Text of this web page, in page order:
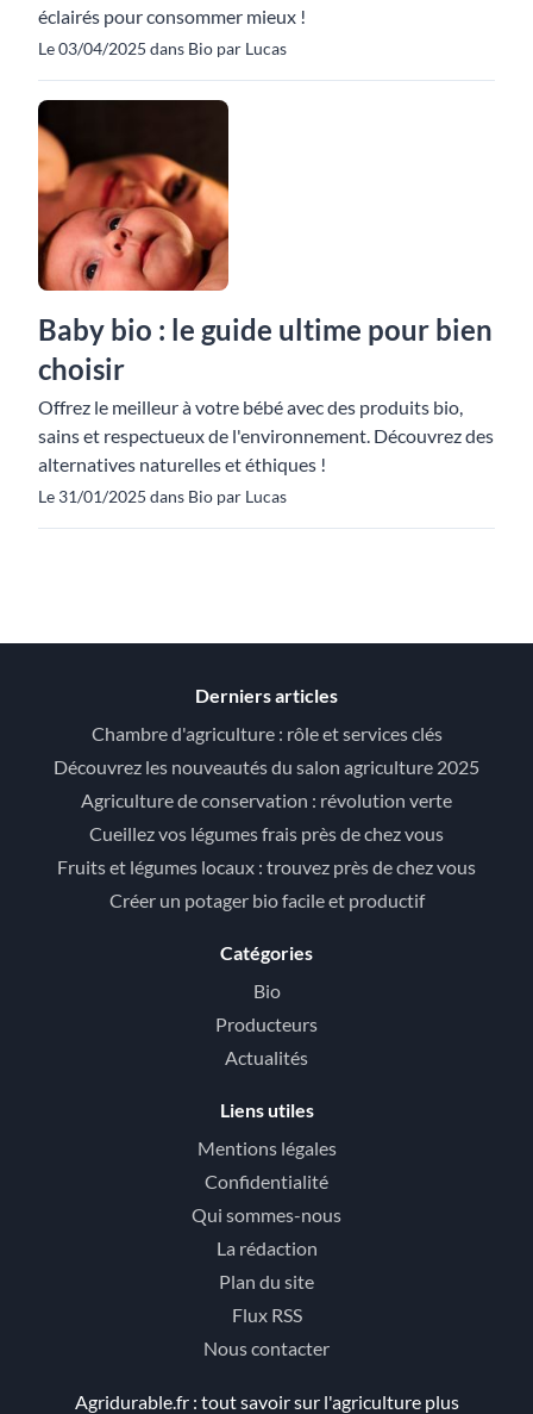
éclairés pour consommer mieux !
Le 03/04/2025 dans Bio par Lucas
Baby bio : le guide ultime pour bien
choisir
Offrez le meilleur à votre bébé avec des produits bio,
sains et respectueux de l'environnement. Découvrez des
alternatives naturelles et éthiques !
Le 31/01/2025 dans Bio par Lucas
Derniers articles
Chambre d'agriculture : rôle et services clés
Découvrez les nouveautés du salon agriculture 2025
Agriculture de conservation : révolution verte
Cueillez vos légumes frais près de chez vous
Fruits et légumes locaux : trouvez près de chez vous
Créer un potager bio facile et productif
Catégories
Bio
Producteurs
Actualités
Liens utiles
Mentions légales
Confidentialité
Qui sommes-nous
La rédaction
Plan du site
Flux RSS
Nous contacter
Agridurable.fr : tout savoir sur l'agriculture plus